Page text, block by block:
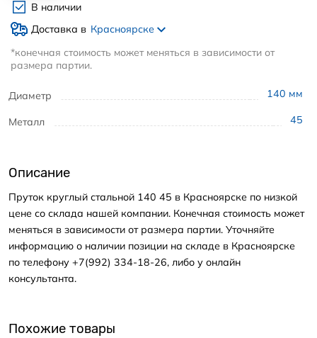
Диаметр 140 мм
Металл 45
В наличии
Доставка в Красноярске
*конечная стоимость может меняться в зависимости от
размера партии.
Описание
Пруток круглый стальной 140 45 в Красноярске по низкой
цене со склада нашей компании. Конечная стоимость может
меняться в зависимости от размера партии. Уточняйте
информацию о наличии позиции на складе в Красноярске
по телефону +7(992) 334-18-26, либо у онлайн
консультанта.
Похожие товары